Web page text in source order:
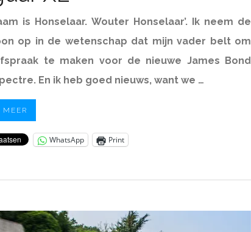
is Honselaar. Wouter Honselaar’. Ik neem de
op in de wetenschap dat mijn vader belt om
te maken voor de nieuwe James Bond
En ik heb goed nieuws, want we …
MEER
WhatsApp Print